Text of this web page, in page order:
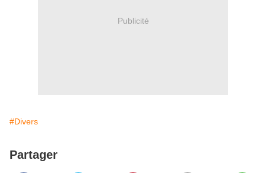
Publicité
#Divers
Partager